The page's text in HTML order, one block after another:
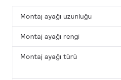
Montaj ayağı uzunluğu
Montaj ayağı rengi
Montaj ayağı türü